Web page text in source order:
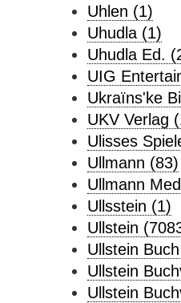
Uhlen (1)
Uhudla (1)
Uhudla Ed.
UIG
Ukraïnsʹke
UKV Verlag
Ulisses
Ullmann (83)
Ullmann
Ullsstein (1)
Ullstein
Ullstein
Ullstein
Ullstein